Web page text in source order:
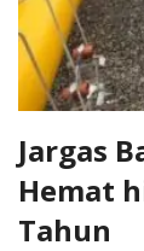
Jargas
Hemat
Tahun